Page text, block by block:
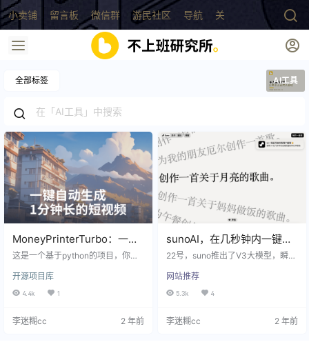
小卖铺 留言板 微信群 游民社区 导航 关于
全部标签 AI工具
MoneyPrinterTurbo：一键
自动生成1分钟长的短视频｜
这是一个基于python的项目，你只
能自动生成短视频。 比如，你只需
要告诉它你想制作一个关于“如何制
频片段，甚至还包括字幕和背景音
开源项目库
4.4k 1
李迷糊cc 2 年前
sunoAI，在几秒钟内一键自
动生成AI歌曲的音乐创作平
22号，suno推出了V3大模型，瞬间
要的创作曲风，它就可以在几秒钟
内帮你创作出两首不同风格的2分钟
来。 大家可以试听一下我写了一首
网站推荐
5.3k 4
李迷糊cc 2 年前